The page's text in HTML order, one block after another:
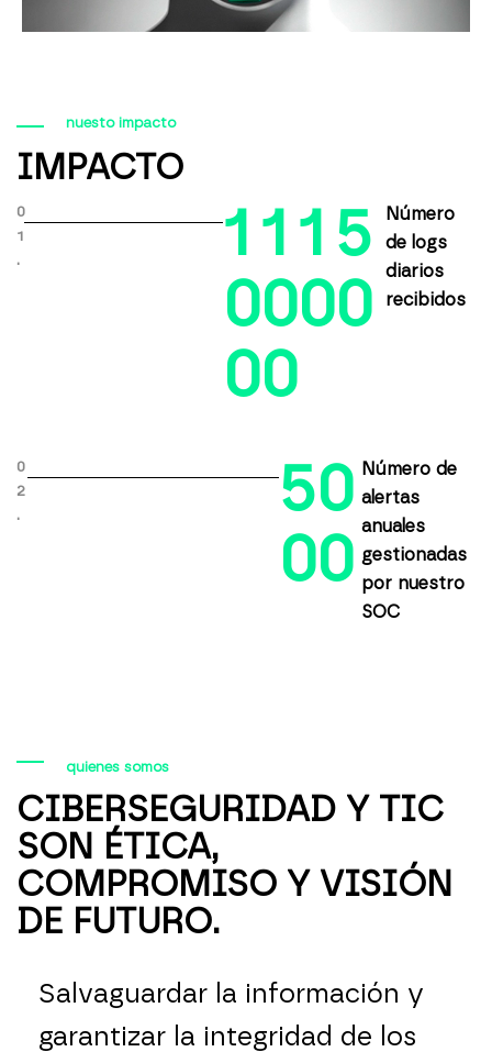
nuesto impacto
IMPACTO
0
1
.
1 1 1 5
0000
00
Número
de logs
diarios
recibidos
0
2
.
50
00
Número de
alertas
anuales
gestionadas
por nuestro
SOC
quienes somos
CIBERSEGURIDAD Y TIC
SON ÉTICA,
COMPROMISO Y VISIÓN
DE FUTURO.
Salvaguardar la información y
garantizar la integridad de los